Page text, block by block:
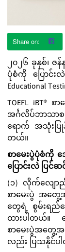
၂၀၂၆ ခုနှစ်၊ ဇန်
ပုံစံကို ပြောင်းလဲ
Educational
TOEFL iBT®
အင်္ဂလိပ်ဘာသ
ရောက် အသုံးပ
တယ်။
စာမေးပွဲပုံစံကို
ပြောင်းလဲ ပြင်
(၁) လိုက်လျော
စာမေးပွဲ အတွေ့
တွေရဲ့ စွမ်းရည်
ထားပါတယ်။
စာမေးပွဲအတွ
လည်း ပြသနိုင်ပ